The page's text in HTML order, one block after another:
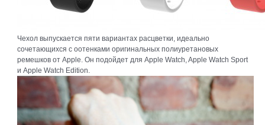
Чехол выпускается пяти вариантах расцветки, идеально
сочетающихся с оотенками оригинальных полиуретановых
ремешков от Apple. Он подойдет для Apple Watch, Apple Watch Sport
и Apple Watch Edition.